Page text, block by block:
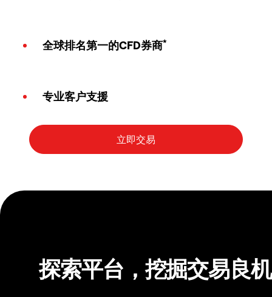
全球排名第一的CFD券商*
专业客户支援
探索平台，挖掘交易良机